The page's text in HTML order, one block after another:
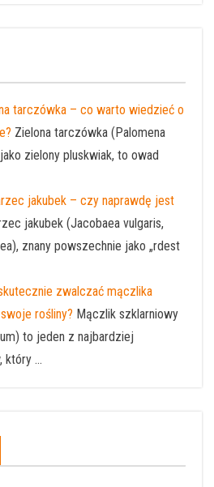
tarczówka – co warto wiedzieć o
Zielona tarczówka (Palomena
zielony pluskwiak, to owad
jakubek – czy naprawdę jest
jakubek (Jacobaea vulgaris,
znany powszechnie jako „rdest
zwalczać mączlika
rośliny? Mączlik szklarniowy
to jeden z najbardziej
który ...